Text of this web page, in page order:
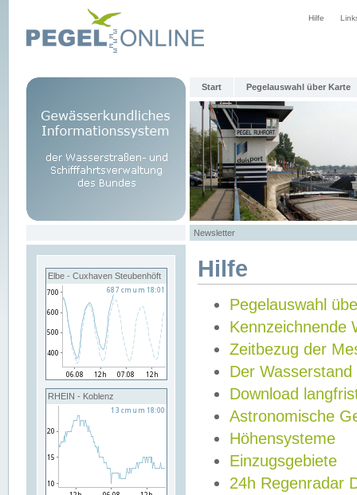
Hilfe
Start Pegelauswahl über Karte
Newsletter
Elbe - Cuxhaven Steubenhöft
RHEIN - Koblenz
Hilfe
Pegelauswahl
Kennzeichnende
Zeitbezug der
Der Wasserstand
Download
Astronomische
Höhensysteme
Einzugsgebiete
24h Regenradar